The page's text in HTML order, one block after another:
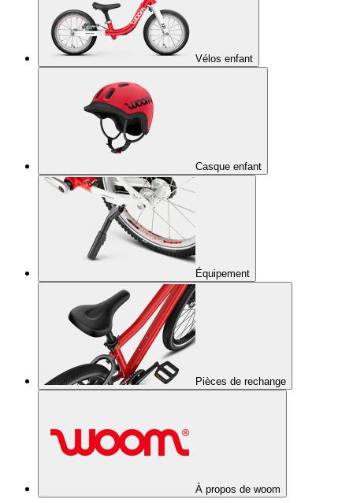
Vélos enfant
Casque enfant
Équipement
Pièces de rechange
À propos de woom